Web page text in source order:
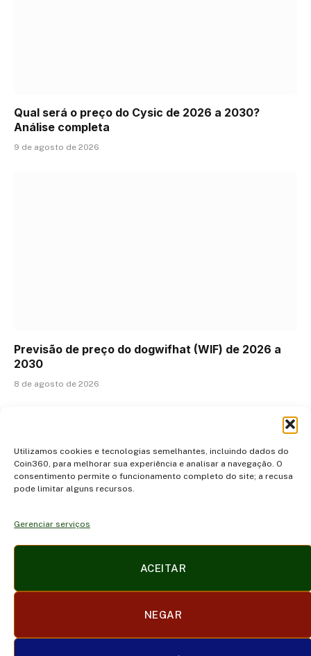
Utilizamos cookies e tecnologias semelhantes, incluindo dados do
Coin360, para melhorar sua experiência e analisar a navegação. O
consentimento permite o funcionamento completo do site; a recusa
pode limitar alguns recursos.
Gerenciar serviços
ACEITAR
NEGAR
Qual será o preço do Cysic de 2026 a 2030?
Análise completa
9 de agosto de 2026
Previsão de preço do dogwifhat (WIF) de 2026 a
2030
8 de agosto de 2026
(Twitter)
CONTATO TERMOS DE USO
TRABALHE CONOSCO